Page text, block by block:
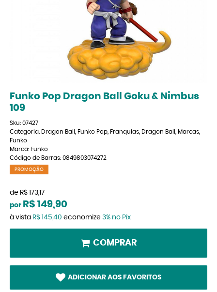
Funko Pop Dragon Ball Goku & Nimbus
109
Sku: 07427
Categoria: Dragon Ball Funko Pop Franquias Dragon Ball Marcas
Funko
Marca: Funko
Código de Barras: 0849803074272
PROMOÇÃO
de R$ 173,17
por R$ 149,90
à vista R$ 145,40 economize 3% no Pix
COMPRAR
ADICIONAR AOS FAVORITOS